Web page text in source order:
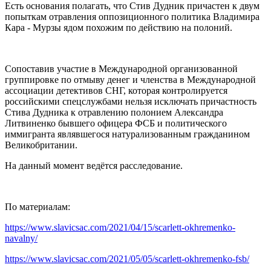
Есть основания полагать, что Стив Дудник причастен к двум
попыткам отравления оппозиционного политика Владимира
Кара - Мурзы ядом похожим по действию на полоний.
Сопоставив участие в Международной организованной
группировке по отмыву денег и членства в Международной
ассоциации детективов СНГ, которая контролируется
российскими спецслужбами нельзя исключать причастность
Стива Дудника к отравлению полонием Александра
Литвиненко бывшего офицера ФСБ и политического
иммигранта являвшегося натурализованным гражданином
Великобритании.
На данный момент ведётся расследование.
По материалам:
https://www.slavicsac.com/2021/04/15/scarlett-okhremenko-
navalny/
https://www.slavicsac.com/2021/05/05/scarlett-okhremenko-fsb/